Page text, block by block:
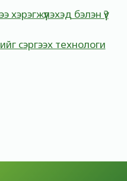
бэлэн үү?
сэргээх технологи